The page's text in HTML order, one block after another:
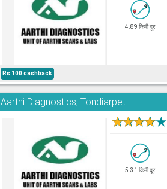
4.89 किमी दूर
Rs 100 cashback
Aarthi Diagnostics, Tondiarpet
★★★★★
5.31 किमी दूर